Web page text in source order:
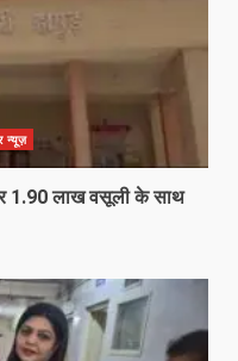
न्यूज़
1.90 लाख वसूली के साथ